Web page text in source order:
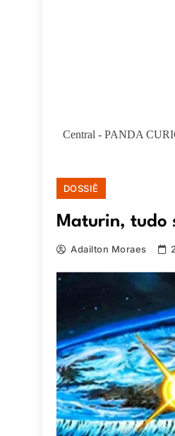
Central - PANDA
DOSSIÊ
Maturin, tudo
Adailton Moraes